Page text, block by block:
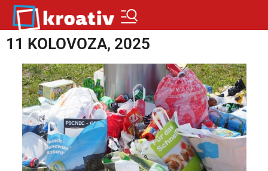
11 KOLOVOZA, 2025